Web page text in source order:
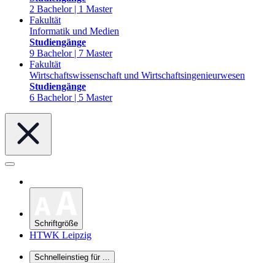
2 Bachelor | 1 Master
Fakultät
Informatik und Medien
Studiengänge
9 Bachelor | 7 Master
Fakultät
Wirtschaftswissenschaft und Wirtschaftsingenieurwesen
Studiengänge
6 Bachelor | 5 Master
Schriftgröße
HTWK Leipzig
Schnelleinstieg für ...